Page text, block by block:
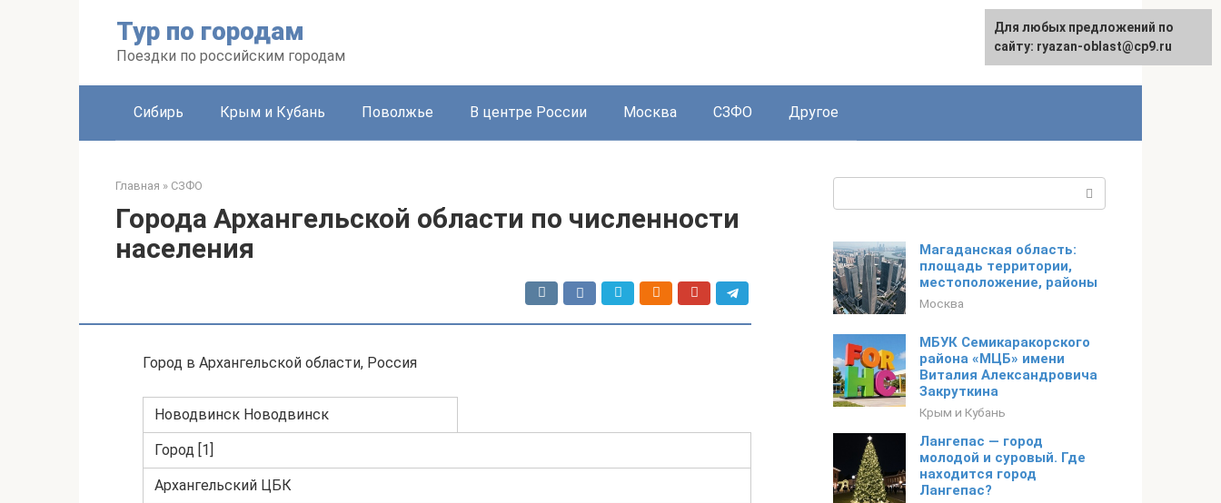
Тур по городам
Поездки по российским городам
Сибирь Крым и Кубань Поволжье В центре России Москва СЗФО Другое
Главная » СЗФО
Города Архангельской области по численности
населения
Город в Архангельской области, Россия
Новодвинск Новодвинск
Город [1]
Архангельский ЦБК
Магаданская область:
площадь территории,
местоположение, районы
Москва
МБУК Семикаракорского
района «МЦБ» имени
Виталия Александровича
Закруткина
Крым и Кубань
Лангепас — город
молодой и суровый. Где
находится город
Лангепас?
Для любых предложений по
сайту: ryazan-oblast@cp9.ru